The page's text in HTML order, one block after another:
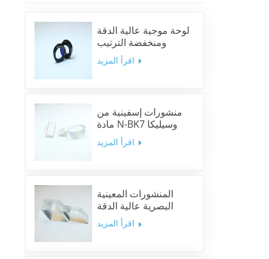
لوحة موجية عالية الدقة
ومنخفضة الترتيب
منشورات إسفينية من
مادة N-BK7 وسيليكا
منصهرة ونوافذ إسفينية
المنشورات المعينية
البصرية عالية الدقة